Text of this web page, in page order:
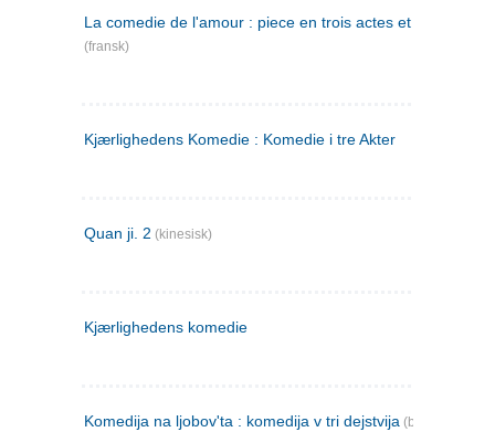
La comedie de l'amour : piece en trois actes et en vers
(fransk)
Kjærlighedens Komedie : Komedie i tre Akter
Quan ji. 2 (kinesisk)
Kjærlighedens komedie
Komedija na ljobov'ta : komedija v tri dejstvija (bulgarsk)